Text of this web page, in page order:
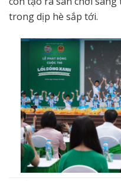
trong dịp hè sắp tới.